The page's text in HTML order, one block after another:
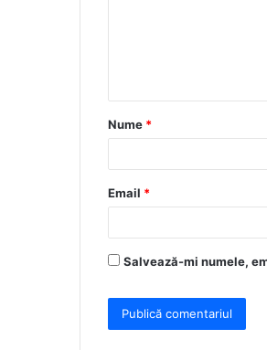
a
r
*
Nume *
Email *
Salvează-mi numele,